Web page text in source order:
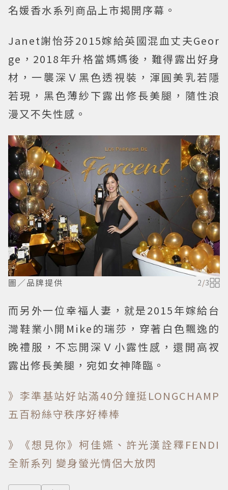
名媛香水系列商品上市揭開序幕。
Janet謝怡芬2015嫁給英國混血丈夫Geor
ge，2018年升格當媽媽後，難得露出好身
材，一襲深Ｖ黑色透視裝，渾圓美乳若隱
若現，黑色薄紗下露出修長美腿，隨性浪
漫又不失性感。
圖／品牌提供 2/3
而另外一位幸福人妻，就是2015年嫁給台
灣鞋業小開Mike的瑞莎，穿著白色飄逸的
晚禮服，不忘開深Ｖ小露性感，還開高衩
露出修長美腿，宛如女神降臨。
》李準基站好站滿40分鐘挺LONGCHAMP
五百粉絲守秩序好棒棒
》《想見你》柯佳嬿、許光漢詮釋FENDI
全新系列 變身螢光情侶大放閃